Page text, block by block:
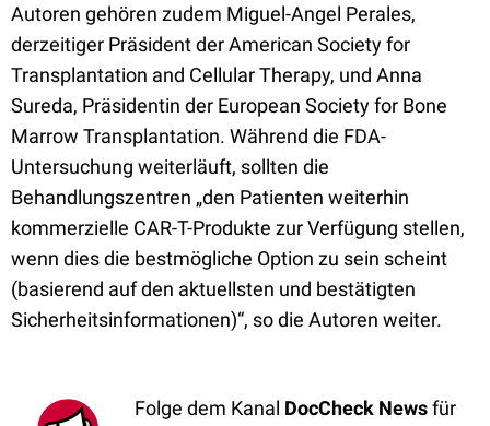
Autoren gehören zudem Miguel-Angel Perales,
derzeitiger Präsident der American Society for
Transplantation and Cellular Therapy, und Anna
Sureda, Präsidentin der European Society for Bone
Marrow Transplantation. Während die FDA-
Untersuchung weiterläuft, sollten die
Behandlungszentren „den Patienten weiterhin
kommerzielle CAR-T-Produkte zur Verfügung stellen,
wenn dies die bestmögliche Option zu sein scheint
(basierend auf den aktuellsten und bestätigten
Sicherheitsinformationen)“, so die Autoren weiter.
Folge dem Kanal DocCheck Newsfür